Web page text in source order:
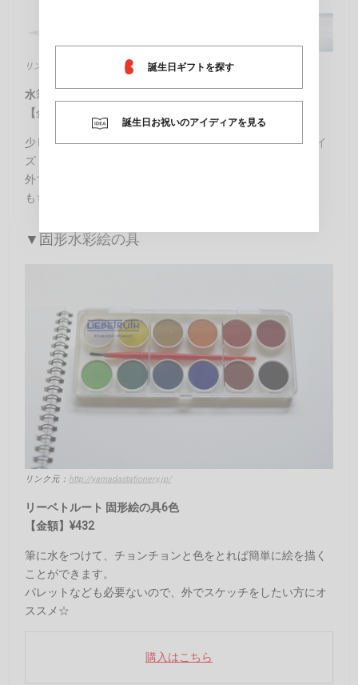
誕生日ギフトを探す
誕生日お祝いのアイディアを見る
リンク元： http://www.craypas.com/
水筆
【金額】¥450
少し小さめのサイズの水筆は、携帯に便利なコンパクトサイ
ズ！
外で描きたい人にオススメです。
もちろんキャップつきだから安心♡
▼固形水彩絵の具
リンク元： http://yamadastationery.jp/
リーベトルート 固形絵の具6色
【金額】¥432
筆に水をつけて、チョンチョンと色をとれば簡単に絵を描く
ことができます。
パレットなども必要ないので、外でスケッチをしたい方にオ
ススメ☆
購入はこちら